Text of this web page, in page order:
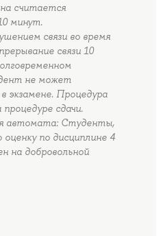
считается
минут.
связи во время
связи 10
не может
экзамене. Процедура
процедуре сдачи.
автомата: Студенты,
по дисциплине 4
на добровольной